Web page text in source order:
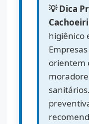
💡 Dica
higiênico
orientem